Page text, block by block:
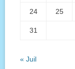
24 25
31
« Juil